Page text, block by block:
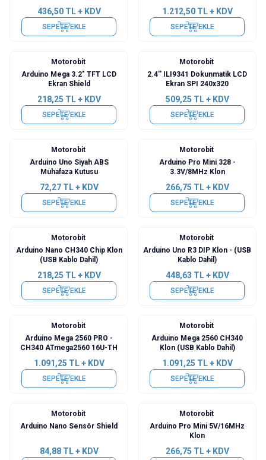
436,50TL + KDV
SEPETE EKLE
1.212,50TL + KDV
SEPETE EKLE
Motorobit
Arduino Mega 3.2" TFT LCD
Ekran Shield
218,25 TL + KDV
SEPETE EKLE
Motorobit
2.4'' ILI9341 Dokunmatik LCD
Ekran SPI 240x320
509,25 TL + KDV
SEPETE EKLE
Motorobit
Arduino Uno Siyah ABS
Muhafaza Kutusu
72,27TL + KDV
SEPETE EKLE
Motorobit
Arduino Pro Mini 328 -
3.3V/8MHz Klon
266,75 TL + KDV
SEPETE EKLE
Motorobit
Arduino Nano CH340 Chip Klon
(USB Kablo Dahil)
218,25 TL + KDV
SEPETE EKLE
Motorobit
Arduino Uno R3 DIP Klon - (USB
Kablo Dahil)
448,63 TL + KDV
SEPETE EKLE
Motorobit
Arduino Mega 2560 PRO -
CH340 ATmega2560 16U-TH
1.091,25 TL + KDV
SEPETE EKLE
Motorobit
Arduino Mega 2560 CH340
Klon (USB Kablo Dahil)
1.091,25 TL + KDV
SEPETE EKLE
Motorobit
Arduino Nano Sensör Shield
84,88TL + KDV
Motorobit
Arduino Pro Mini 5V/16MHz
Klon
266,75 TL + KDV